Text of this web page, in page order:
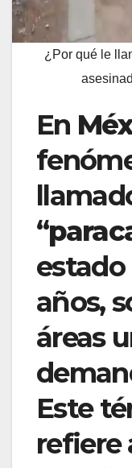
¿Por qué le
En
“
años,
áreas
Este
refiere